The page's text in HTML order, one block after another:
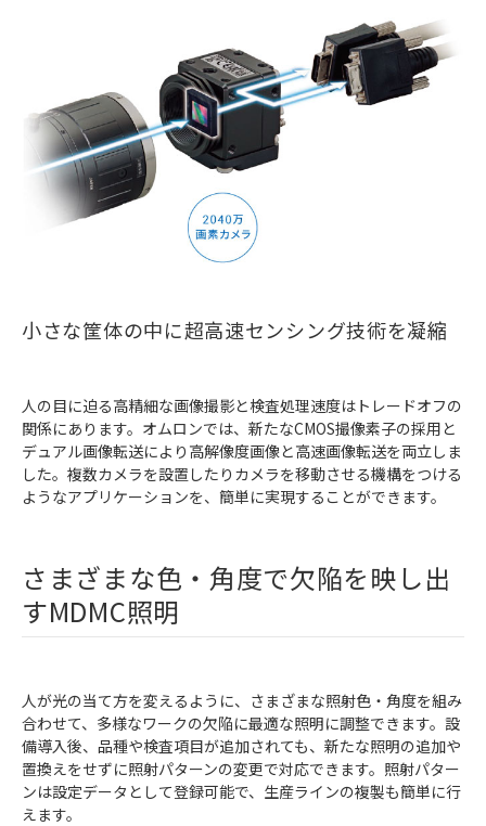
小さな筐体の中に超高速センシング技術を凝縮
人の目に迫る高精細な画像撮影と検査処理速度はトレードオフの
関係にあります。オムロンでは、新たなCMOS撮像素子の採用と
デュアル画像転送により高解像度画像と高速画像転送を両立しま
した。複数カメラを設置したりカメラを移動させる機構をつける
ようなアプリケーションを、簡単に実現することができます。
さまざまな色・角度で欠陥を映し出
すMDMC照明
人が光の当て方を変えるように、さまざまな照射色・角度を組み
合わせて、多様なワークの欠陥に最適な照明に調整できます。設
備導入後、品種や検査項目が追加されても、新たな照明の追加や
置換えをせずに照射パターンの変更で対応できます。照射パター
ンは設定データとして登録可能で、生産ラインの複製も簡単に行
えます。